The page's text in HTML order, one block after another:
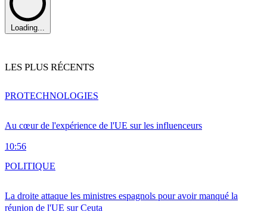
Loading...
LES PLUS RÉCENTS
Au cœur de l'expérience de l'UE sur les influenceurs
10:56
PROTECHNOLOGIES
La droite attaque les ministres espagnols pour avoir manqué la
réunion de l'UE sur Ceuta
POLITIQUE